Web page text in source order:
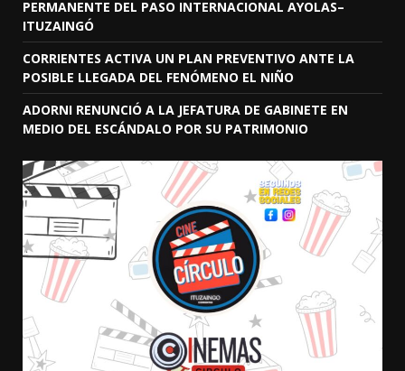
PERMANENTE DEL PASO INTERNACIONAL AYOLAS–
ITUZAINGÓ
CORRIENTES ACTIVA UN PLAN PREVENTIVO ANTE LA
POSIBLE LLEGADA DEL FENÓMENO EL NIÑO
ADORNI RENUNCIÓ A LA JEFATURA DE GABINETE EN
MEDIO DEL ESCÁNDALO POR SU PATRIMONIO